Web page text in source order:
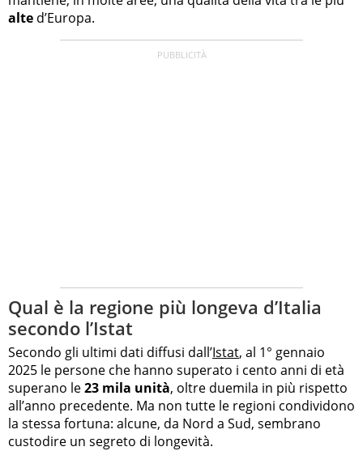
alte d’Europa.
Qual è la regione più longeva d’Italia
secondo l’Istat
Secondo gli ultimi dati diffusi dall’Istat, al 1° gennaio
2025 le persone che hanno superato i cento anni di età
superano le23 mila unità, oltre duemila in più rispetto
all’anno precedente. Ma non tutte le regioni condividono
la stessa fortuna: alcune, da Nord a Sud, sembrano
custodire un segreto di longevità.